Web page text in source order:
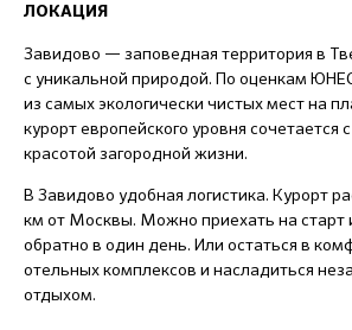
ЛОКАЦИЯ
Завидово — заповедная территория в
с уникальной природой. По оценкам
из самых экологически чистых мест на
курорт европейского уровня сочетается
красотой загородной жизни.
В Завидово удобная логистика. Курорт
км от Москвы. Можно приехать на старт
обратно в один день. Или остаться в
отельных комплексов и насладиться
отдыхом.